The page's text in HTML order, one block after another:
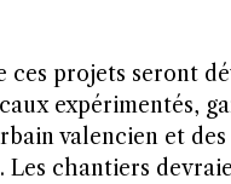
ces projets seront
expérimentés,
valencien et
Les chantiers